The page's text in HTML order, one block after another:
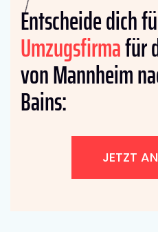
Entscheide dich
Umzugsfirmafür
von Mannheim
Bains:
JETZT